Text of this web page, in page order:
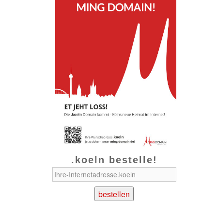
.koeln bestelle!